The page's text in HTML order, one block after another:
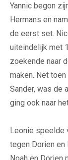
Yannic begon
Hermans en
de eerst set.
uiteindelijk met
zoekende naar
maken. Net
Sander, was de
ging ook naar
Leonie speelde
tegen Dorien en